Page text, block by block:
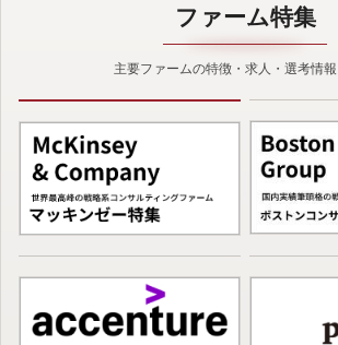
ファーム特集
主要ファームの特徴・求人・選考情